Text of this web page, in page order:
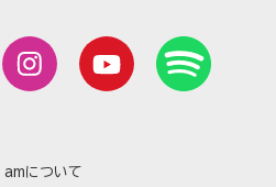
I amについて